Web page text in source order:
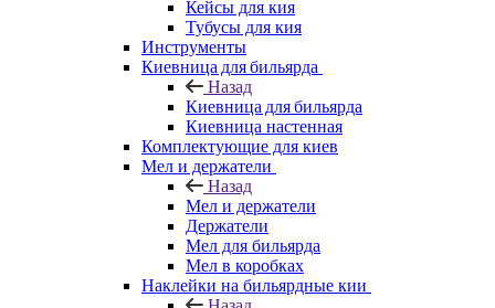
Кейсы для кия
Тубусы для кия
Инструменты
Киевница для бильярда
Назад
Киевница для бильярда
Киевница настенная
Комплектующие для киев
Мел и держатели
Назад
Мел и держатели
Держатели
Мел для бильярда
Мел в коробках
Наклейки на бильярдные кии